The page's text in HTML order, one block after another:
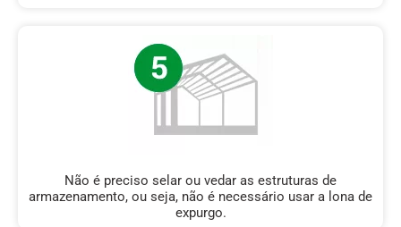
Não é preciso selar ou vedar as estruturas de
armazenamento, ou seja, não é necessário usar a lona de
expurgo.